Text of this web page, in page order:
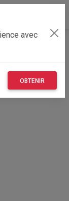
avec
OBTENIR